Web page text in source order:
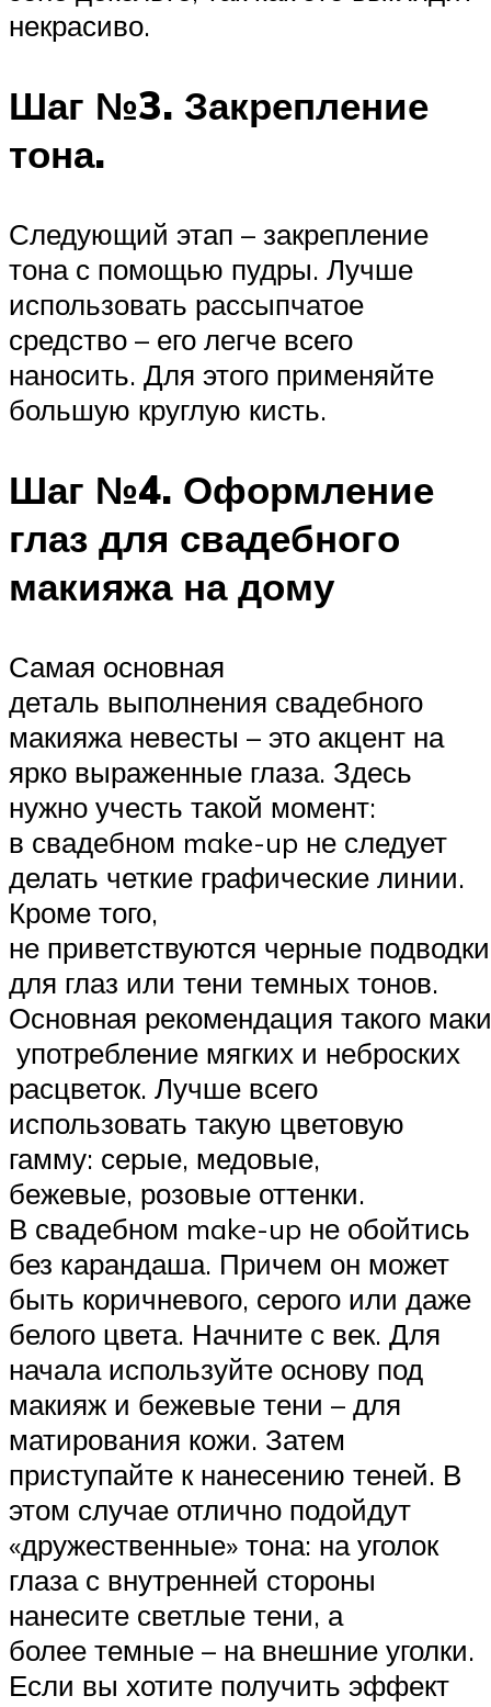
некрасиво.
Шаг №3. Закрепление
тона.
Следующий этап – закрепление
тона с помощью пудры. Лучше
использовать рассыпчатое
средство – его легче всего
наносить. Для этого применяйте
большую круглую кисть.
Шаг №4. Оформление
глаз для свадебного
макияжа на дому
Самая основная
деталь выполнения свадебного
макияжа невесты – это акцент на
ярко выраженные глаза. Здесь
нужно учесть такой момент:
в свадебном make-up не следует
делать четкие графические линии.
Кроме того,
не приветствуются черные подводки
для глаз или тени темных тонов.
Основная рекомендация такого
употребление мягких и неброских
расцветок. Лучше всего
использовать такую цветовую
гамму: серые, медовые,
бежевые, розовые оттенки.
В свадебном make-up не обойтись
без карандаша. Причем он может
быть коричневого, серого или даже
белого цвета. Начните с век. Для
начала используйте основу под
макияж и бежевые тени – для
матирования кожи. Затем
приступайте к нанесению теней. В
этом случае отлично подойдут
«дружественные» тона: на уголок
глаза с внутренней стороны
нанесите светлые тени, а
более темные – на внешние уголки.
Если вы хотите получить эффект